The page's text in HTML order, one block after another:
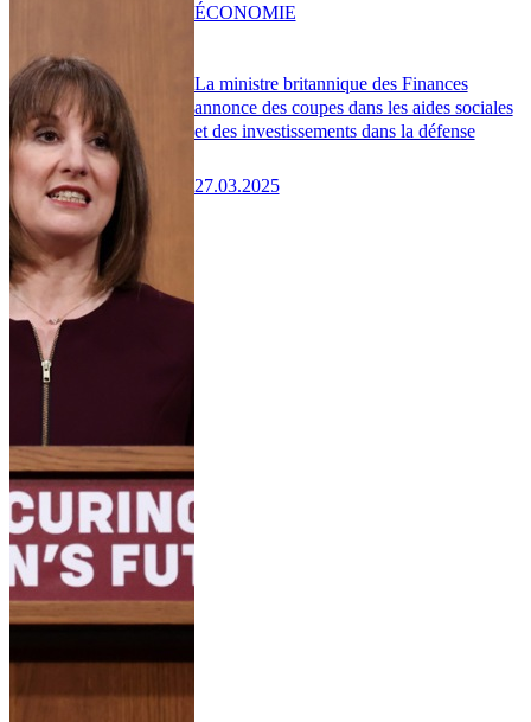
La ministre britannique des Finances
annonce des coupes dans les aides sociales
et des investissements dans la défense
27.03.2025
ÉCONOMIE